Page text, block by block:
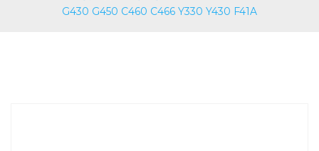
G430 G450 C460 C466 Y330 Y430 F41A